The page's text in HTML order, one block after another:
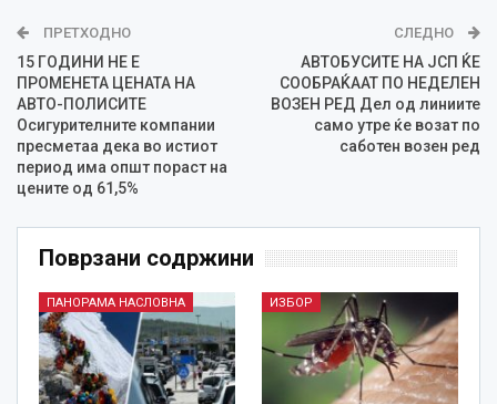
ПРЕТХОДНО
15 ГОДИНИ НЕ Е
ПРОМЕНЕТА ЦЕНАТА НА
АВТО-ПОЛИСИТЕ
Осигурителните компании
пресметаа дека во истиот
период има општ пораст на
цените од 61,5%
СЛЕДНО
АВТОБУСИТЕ НА ЈСП ЌЕ
СООБРАЌААТ ПО НЕДЕЛЕН
ВОЗЕН РЕД Дел од линиите
само утре ќе возат по
саботен возен ред
Поврзани содржини
ПАНОРАМА НАСЛОВНА ИЗБОР